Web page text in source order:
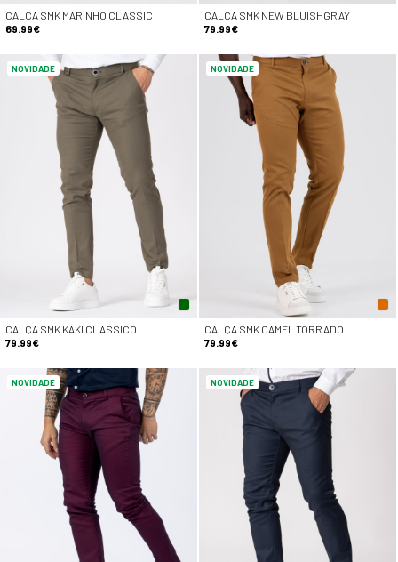
CALÇA SMK MARINHO CLASSIC
69.99€
CALÇA SMK NEW BLUISHGRAY
79.99€
NOVIDADE
CALÇA SMK KAKI CLASSICO
79.99€
NOVIDADE
CALÇA SMK CAMEL TORRADO
79.99€
NOVIDADE NOVIDADE